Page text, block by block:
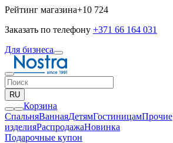
Рейтинг магазина+10 724
Заказать по телефону +371 66 164 031
Для бизнеса
RU
Корзина
СпальняВаннаяДетямГостиницамПрочие
изделияPаспродажаНовинка
Подарочные купон